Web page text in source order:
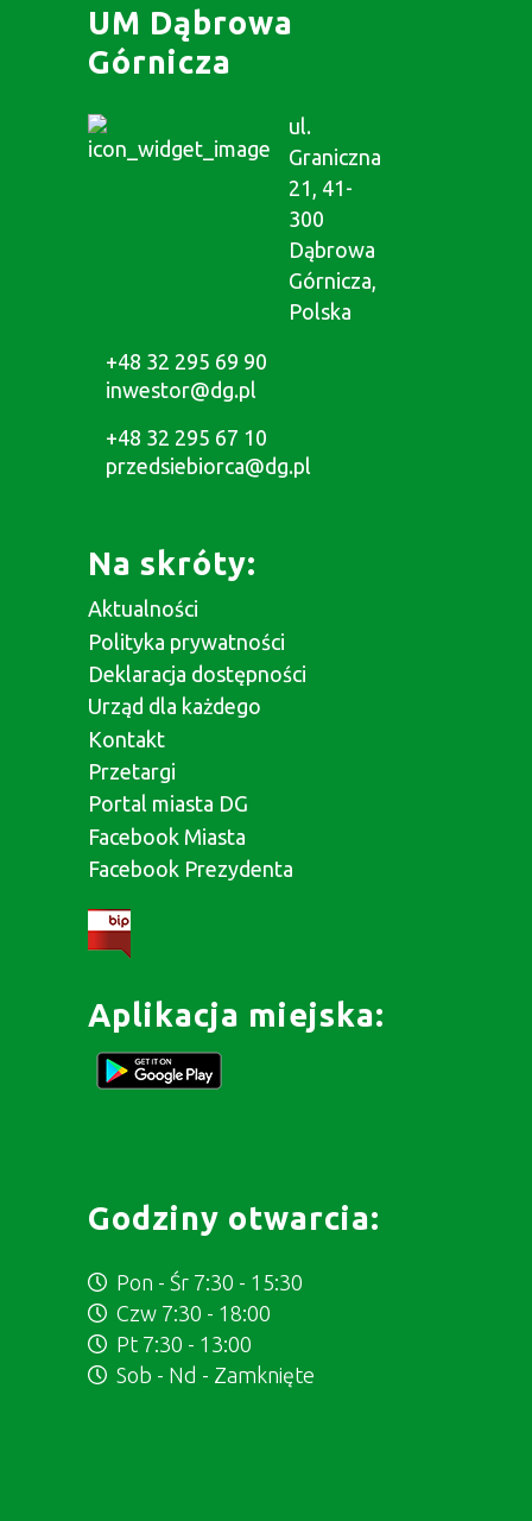
UM Dąbrowa
Górnicza
ul.
Graniczna
21, 41-
300
Dąbrowa
Górnicza,
Polska
+48 32 295 69 90
inwestor@dg.pl
+48 32 295 67 10
przedsiebiorca@dg.pl
Na skróty:
Aktualności
Polityka prywatności
Deklaracja dostępności
Urząd dla każdego
Kontakt
Przetargi
Portal miasta DG
Facebook Miasta
Facebook Prezydenta
Aplikacja miejska:
Godziny otwarcia:
Pon - Śr 7:30 - 15:30
Czw 7:30 - 18:00
Pt 7:30 - 13:00
Sob - Nd - Zamknięte